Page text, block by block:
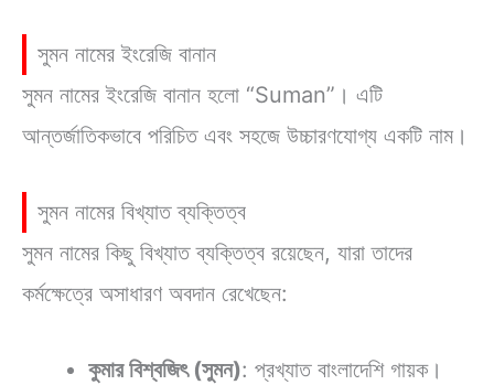
সুমন নামের ইংরেজি বানান
সুমন নামের ইংরেজি বানান হলো “Suman”। এটি
আন্তর্জাতিকভাবে পরিচিত এবং সহজে উচ্চারণযোগ্য একটি নাম।
সুমন নামের বিখ্যাত ব্যক্তিত্ব
সুমন নামের কিছু বিখ্যাত ব্যক্তিত্ব রয়েছেন, যারা তাদের
কর্মক্ষেত্রে অসাধারণ অবদান রেখেছেন:
কুমার বিশ্বজিৎ (সুমন): প্রখ্যাত বাংলাদেশি গায়ক।